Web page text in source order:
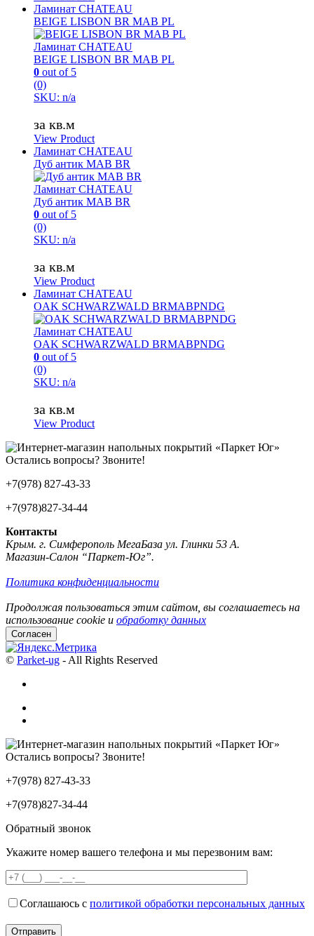
Ламинат CHATEAU
BEIGE LISBON BR MAB PL
Ламинат CHATEAU
BEIGE LISBON BR MAB PL
0 out of 5
(0)
SKU: n/a
за кв.м
View Product
Ламинат CHATEAU
Дуб антик MAB BR
Ламинат CHATEAU
Дуб антик MAB BR
0 out of 5
(0)
SKU: n/a
за кв.м
View Product
Ламинат CHATEAU
OAK SCHWARZWALD BRMABPNDG
Ламинат CHATEAU
OAK SCHWARZWALD BRMABPNDG
0 out of 5
(0)
SKU: n/a
за кв.м
View Product
Остались вопросы? Звоните!
+7(978) 827-43-33
+7(978)827-34-44
Контакты
Крым. г. Симферополь МегаБаза ул. Глинки 53 А.
Магазин-Салон “Паркет-Юг”.
Политика конфиденциальности
Продолжая пользоваться этим сайтом, вы соглашаетесь на
использование cookie и обработку данных
Согласен
© Parket-ug - All Rights Reserved
Остались вопросы? Звоните!
+7(978) 827-43-33
+7(978)827-34-44
Обратный звонок
Укажите номер вашего телефона и мы перезвоним вам:
Соглашаюсь с политикой обработки персональных данных